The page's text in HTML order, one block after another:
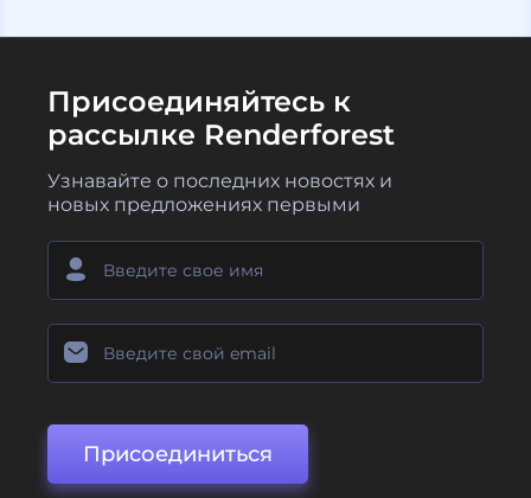
Присоединяйтесь к
рассылке Renderforest
Узнавайте о последних новостях и
новых предложениях первыми
Присоединиться